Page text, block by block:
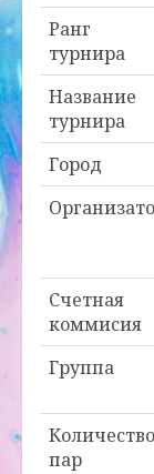
Ранг
турнира
Название
турнира
Город
Счетная
коммисия
Группа
Количество
пар